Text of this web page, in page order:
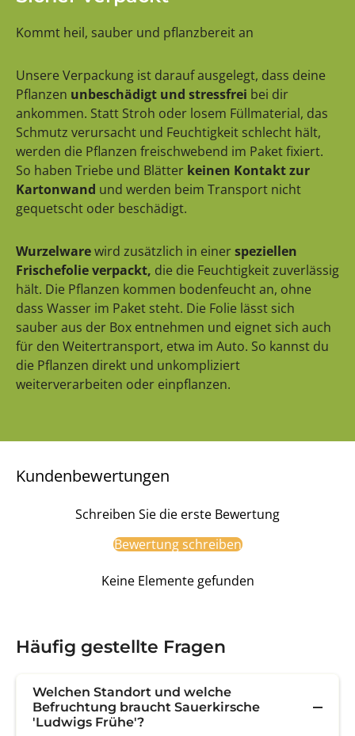
Kommt heil, sauber und pflanzbereit an
Unsere Verpackung ist darauf ausgelegt, dass deine
Pflanzen unbeschädigt und stressfrei bei dir
ankommen. Statt Stroh oder losem Füllmaterial, das
Schmutz verursacht und Feuchtigkeit schlecht hält,
werden die Pflanzen freischwebend im Paket fixiert.
So haben Triebe und Blätter keinen Kontakt zur
Kartonwand und werden beim Transport nicht
gequetscht oder beschädigt.
Wurzelwarewird zusätzlich in einerspeziellen
Frischefolie verpackt, die die Feuchtigkeit zuverlässig
hält. Die Pflanzen kommen bodenfeucht an, ohne
dass Wasser im Paket steht. Die Folie lässt sich
sauber aus der Box entnehmen und eignet sich auch
für den Weitertransport, etwa im Auto. So kannst du
die Pflanzen direkt und unkompliziert
weiterverarbeiten oder einpflanzen.
Kundenbewertungen
Schreiben Sie die erste Bewertung
Bewertung schreiben
Keine Elemente gefunden
Häufig gestellte Fragen
Welchen Standort und welche
Befruchtung braucht Sauerkirsche
'Ludwigs Frühe'?